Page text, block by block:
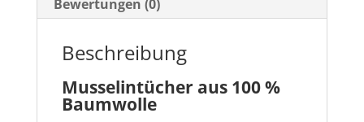
Bewertungen (0)
Beschreibung
Musselintücher aus 100 %
Baumwolle